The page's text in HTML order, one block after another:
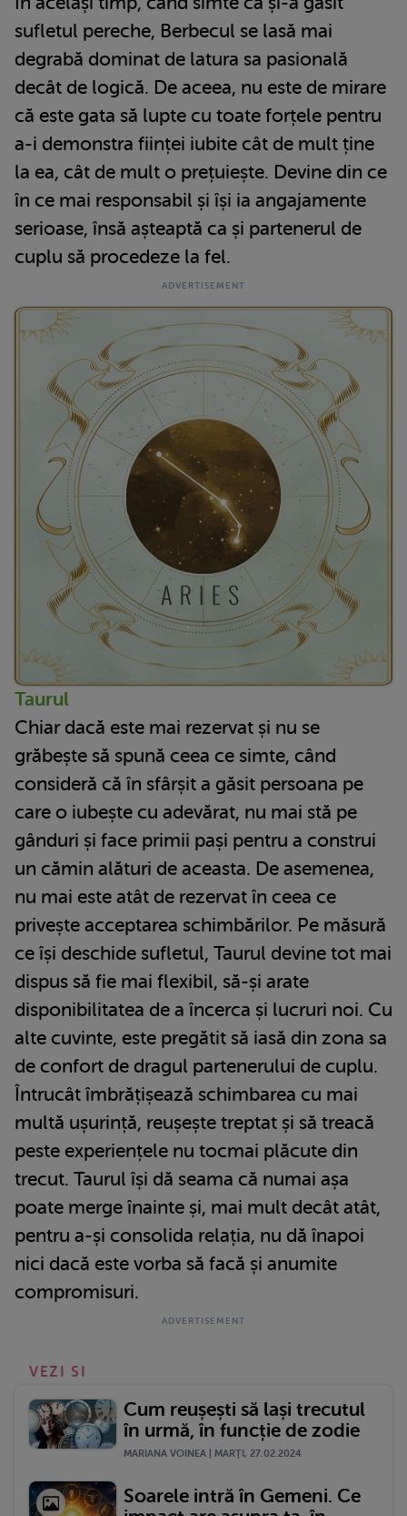
sufletul pereche, Berbecul se lasă mai
degrabă dominat de latura sa pasională
decât de logică. De aceea, nu este de mirare
că este gata să lupte cu toate forțele pentru
a-i demonstra ființei iubite cât de mult ține
la ea, cât de mult o prețuiește. Devine din ce
în ce mai responsabil și își ia angajamente
serioase, însă așteaptă ca și partenerul de
cuplu să procedeze la fel.
Taurul
Chiar dacă este mai rezervat și nu se
grăbește să spună ceea ce simte, când
consideră că în sfârșit a găsit persoana pe
care o iubește cu adevărat, nu mai stă pe
gânduri și face primii pași pentru a construi
un cămin alături de aceasta. De asemenea,
nu mai este atât de rezervat în ceea ce
privește acceptarea schimbărilor. Pe măsură
ce își deschide sufletul, Taurul devine tot mai
dispus să fie mai flexibil, să-și arate
disponibilitatea de a încerca și lucruri noi. Cu
alte cuvinte, este pregătit să iasă din zona sa
de confort de dragul partenerului de cuplu.
Întrucât îmbrățișează schimbarea cu mai
multă ușurință, reușește treptat și să treacă
peste experiențele nu tocmai plăcute din
trecut. Taurul își dă seama că numai așa
poate merge înainte și, mai mult decât atât,
pentru a-și consolida relația, nu dă înapoi
nici dacă este vorba să facă și anumite
compromisuri.
VEZI SI
Cum reușești să lași trecutul
în urmă, în funcție de zodie
MARIANA VOINEA | MARŢI, 27.02.2024
Soarele intră în Gemeni. Ce